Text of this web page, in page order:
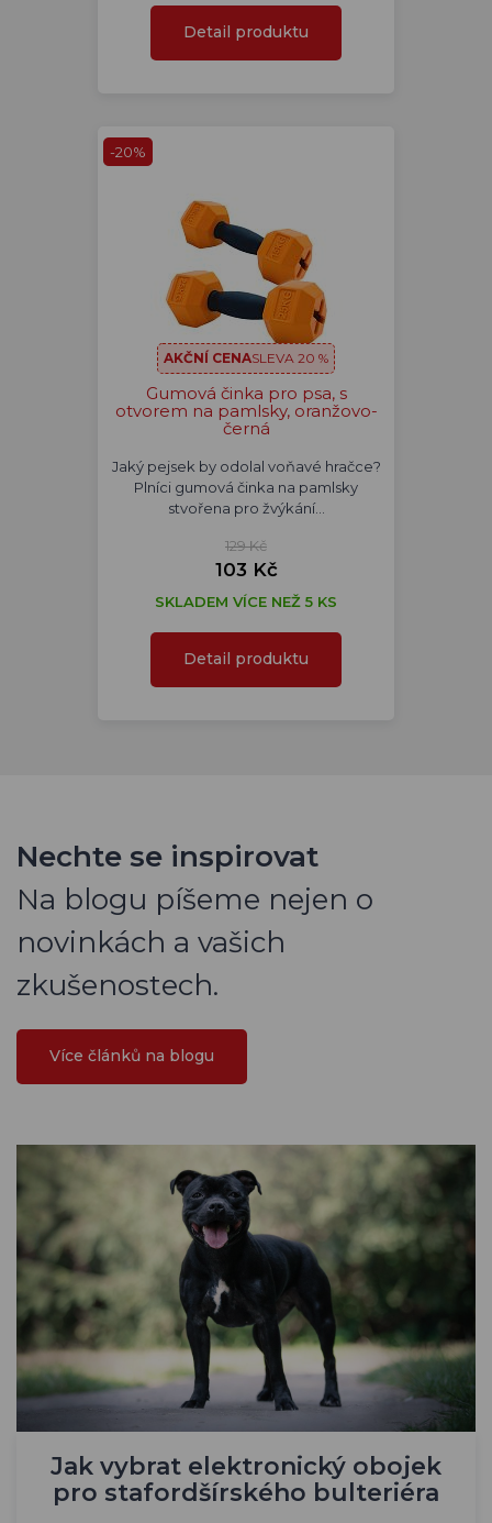
Detail produktu
-20%
AKČNÍ CENASLEVA 20 %
Gumová činka pro psa, s
otvorem na pamlsky, oranžovo-
černá
Jaký pejsek by odolal voňavé hračce?
Plníci gumová činka na pamlsky
stvořena pro žvýkání…
129 Kč
103 Kč
SKLADEM VÍCE NEŽ 5 KS
Detail produktu
Nechte se inspirovat
Na blogu píšeme nejen o
novinkách a vašich
zkušenostech.
Více článků na blogu
Jak vybrat elektronický obojek
pro stafordšírského bulteriéra